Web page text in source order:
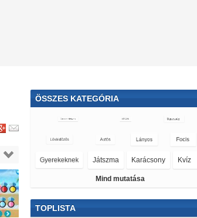
ÖSSZES KATEGÓRIA
Tárgykeresős
Mind mutatása
TOPLISTA